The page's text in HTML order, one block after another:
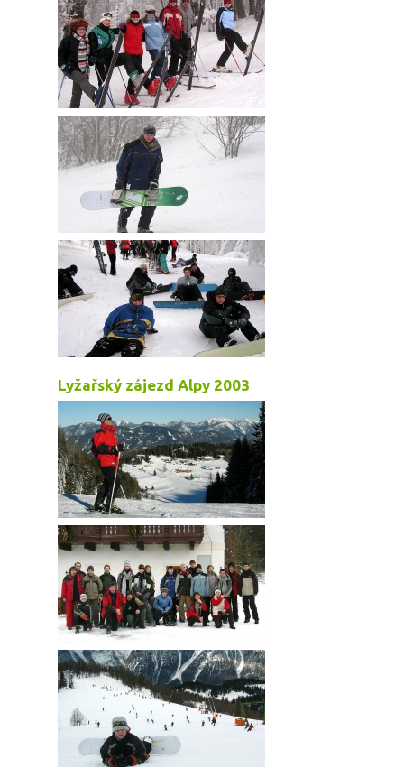
Lyžařský zájezd Alpy 2003